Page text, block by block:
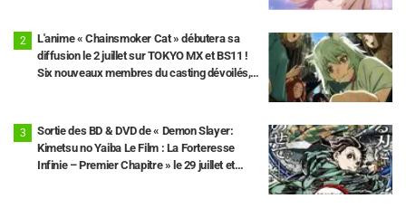
L'anime « Chainsmoker Cat » débutera sa
diffusion le 2 juillet sur TOKYO MX et BS11 !
Six nouveaux membres du casting dévoilés,
Sortie des BD & DVD de « Demon Slayer:
Kimetsu no Yaiba Le Film : La Forteresse
Infinie – Premier Chapitre » le 29 juillet et